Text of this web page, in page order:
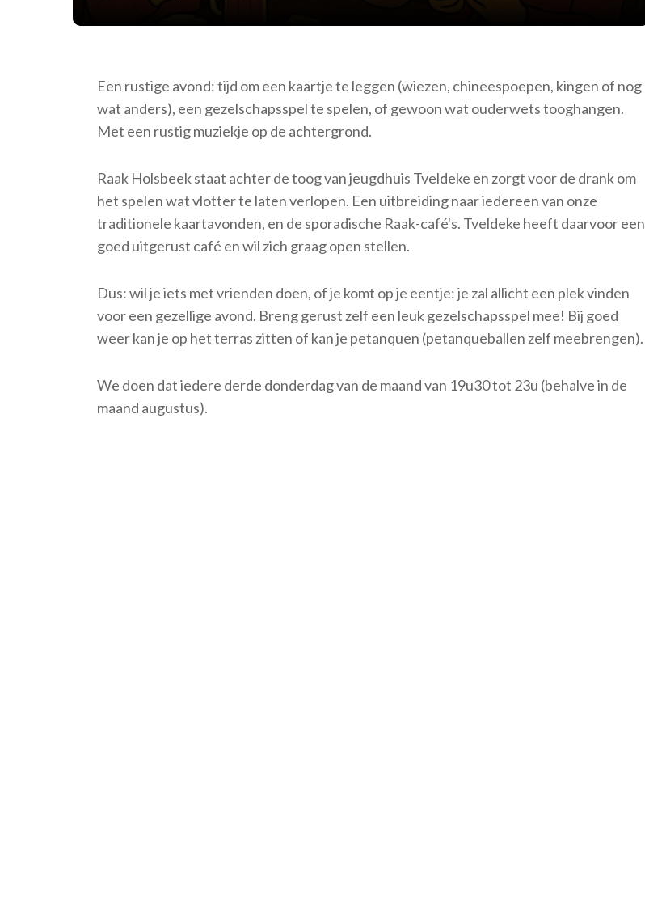
Een rustige avond: tijd om een kaartje te leggen (wiezen, chineespoepen, kingen of nog
wat anders), een gezelschapsspel te spelen, of gewoon wat ouderwets tooghangen.
Met een rustig muziekje op de achtergrond.
Raak Holsbeek staat achter de toog van jeugdhuis Tveldeke en zorgt voor de drank om
het spelen wat vlotter te laten verlopen. Een uitbreiding naar iedereen van onze
traditionele kaartavonden, en de sporadische Raak-café's. Tveldeke heeft daarvoor een
goed uitgerust café en wil zich graag open stellen.
Dus: wil je iets met vrienden doen, of je komt op je eentje: je zal allicht een plek vinden
voor een gezellige avond. Breng gerust zelf een leuk gezelschapsspel mee! Bij goed
weer kan je op het terras zitten of kan je petanquen (petanqueballen zelf meebrengen).
We doen dat iedere derde donderdag van de maand van 19u30 tot 23u (behalve in de
maand augustus).